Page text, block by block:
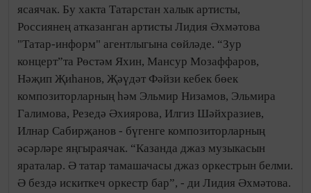
ясаячак. Бу хакта Татарстан халык артисты,
Россиянең атказанган артисты Лидия Әхмәтова
"Татар-информ" агентлыгына сөйләде. “Зур
концерт”та Рөстәм Яхин, Мансур Мозаффаров,
Нәҗип Җиһанов, Җәүдәт Фәйзи кебек бөек
композиторларның һәм Эльмир Низамов, Эльмира
Галимова, Резедә Әхиярова, Илгиз Шәйхразиев,
Илнар Сабирҗанов - бүгенге композиторларның
әсәрләре яңгыраячак. “Казанда джаз музыкасын
яраталар. Ә татар тамашачасы джаз оркестрын белми.
Ә бездә искиткеч оркестр бар”, - ди Лидия Әхмәтова.